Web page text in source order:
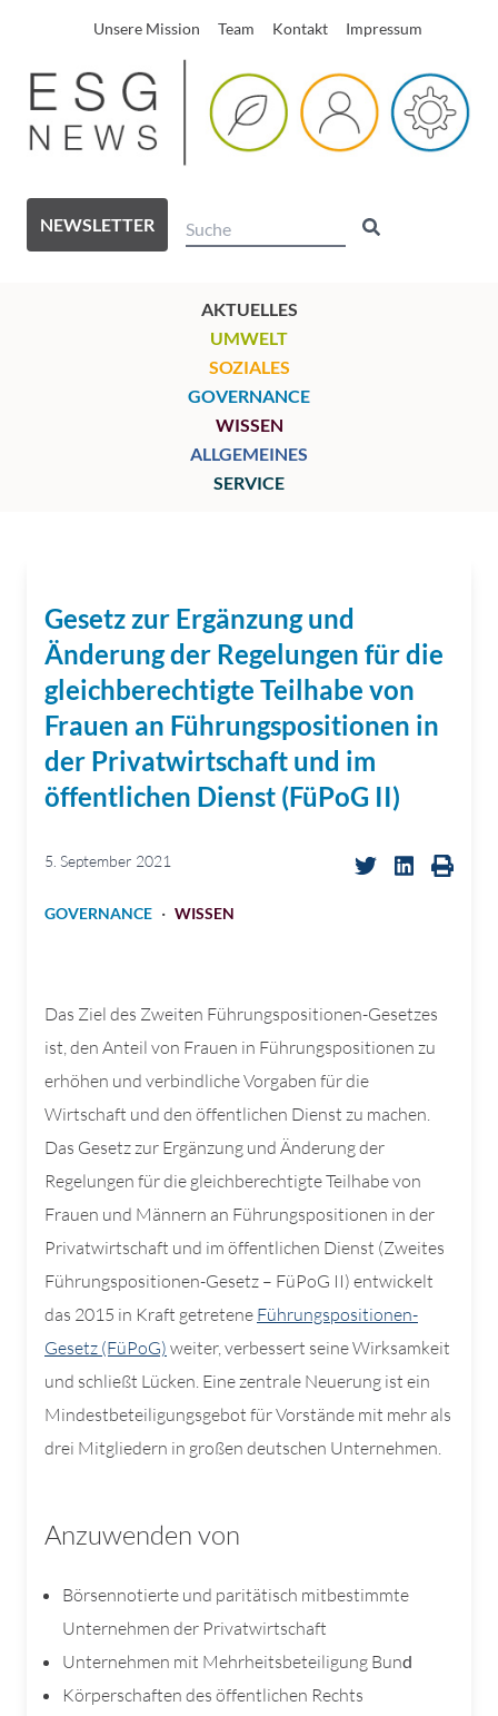
Unsere Mission Team Kontakt Impressum
NEWSLETTER
AKTUELLES
UMWELT
SOZIALES
GOVERNANCE
WISSEN
ALLGEMEINES
SERVICE
Gesetz zur Ergänzung und
Änderung der Regelungen für die
gleichberechtigte Teilhabe von
Frauen an Führungspositionen in
der Privatwirtschaft und im
öffentlichen Dienst (FüPoG II)
5. September 2021
GOVERNANCE · WISSEN
Das Ziel des Zweiten Führungspositionen-Gesetzes
ist, den Anteil von Frauen in Führungspositionen zu
erhöhen und verbindliche Vorgaben für die
Wirtschaft und den öffentlichen Dienst zu machen.
Das Gesetz zur Ergänzung und Änderung der
Regelungen für die gleichberechtigte Teilhabe von
Frauen und Männern an Führungspositionen in der
Privatwirtschaft und im öffentlichen Dienst (Zweites
Führungspositionen-Gesetz – FüPoG II) entwickelt
das 2015 in Kraft getretene Führungspositionen-
Gesetz (FüPoG) weiter, verbessert seine Wirksamkeit
und schließt Lücken. Eine zentrale Neuerung ist ein
Mindestbeteiligungsgebot für Vorstände mit mehr als
drei Mitgliedern in großen deutschen Unternehmen.
Anzuwenden von
Börsennotierte und paritätisch mitbestimmte
Unternehmen der Privatwirtschaft
Unternehmen mit Mehrheitsbeteiligung Bund
Körperschaften des öffentlichen Rechts